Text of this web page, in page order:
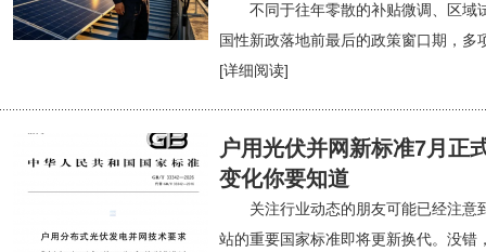
不同于往年零散的补贴微调、区域
国性新政落地前最后的政策窗口期，多
[详细阅读]
户用光伏并网新标准7月正
变化你要知道
关注行业动态的朋友可能已经注意
站的重要国家标准即将更新换代。没错